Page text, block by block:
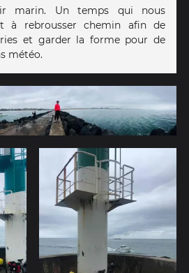
marin. Un temps qui nous
à rebrousser chemin afin de
et garder la forme pour de
météo.